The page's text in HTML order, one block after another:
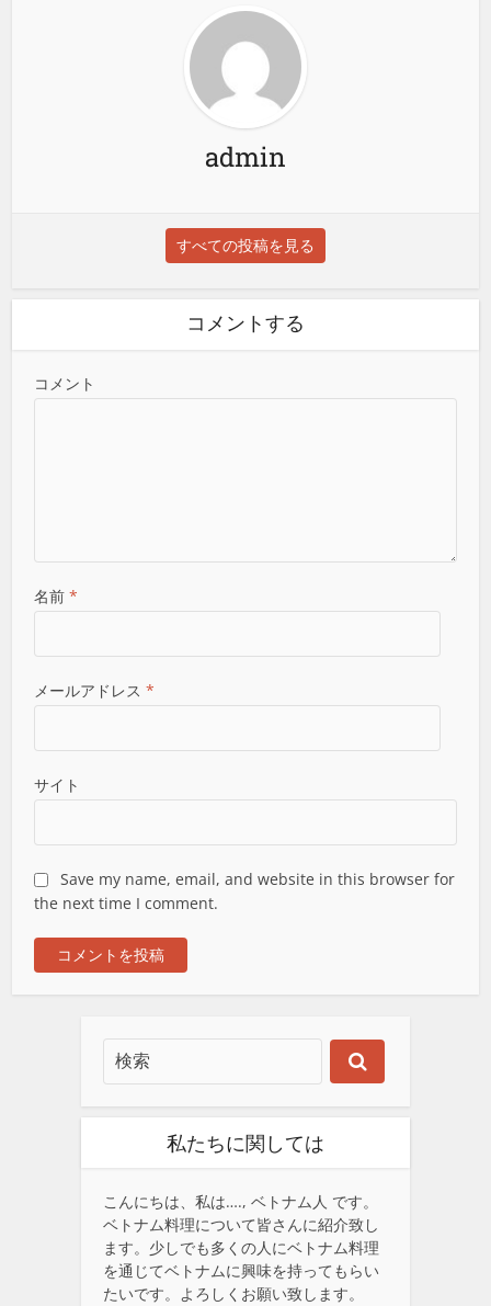
admin
すべての投稿を見る
コメントする
コメント
名前*
メールアドレス*
サイト
Save my name, email, and website in this browser for
the next time I comment.
私たちに関しては
こんにちは、私は…., ベトナム人 です。
ベトナム料理について皆さんに紹介致し
ます。少しでも多くの人にベトナム料理
を通じてベトナムに興味を持ってもらい
たいです。よろしくお願い致します。